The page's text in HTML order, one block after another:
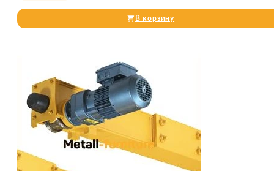
В корзину